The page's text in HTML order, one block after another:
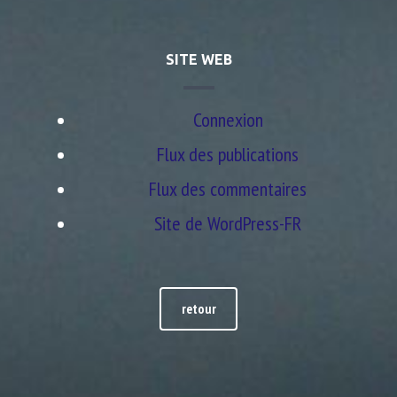
SITE WEB
Connexion
Flux des publications
Flux des commentaires
Site de WordPress-FR
retour